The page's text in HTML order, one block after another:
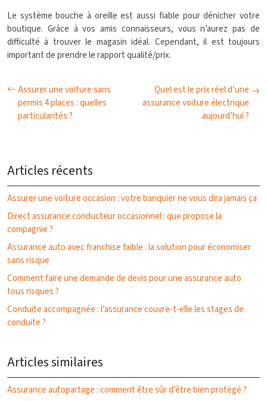
Le système bouche à oreille est aussi fiable pour dénicher votre
boutique. Grâce à vos amis connaisseurs, vous n’aurez pas de
difficulté à trouver le magasin idéal. Cependant, il est toujours
important de prendre le rapport qualité/prix.
Assurer une voiture sans
permis 4 places : quelles
particularités ?
Quel est le prix réel d’une
assurance voiture électrique
aujourd’hui ?
Articles récents
Assurer une voiture occasion : votre banquier ne vous dira jamais ça
Direct assurance conducteur occasionnel : que propose la
compagnie ?
Assurance auto avec franchise faible : la solution pour économiser
sans risque
Comment faire une demande de devis pour une assurance auto
tous risques ?
Conduite accompagnée : l’assurance couvre-t-elle les stages de
conduite ?
Articles similaires
Assurance autopartage : comment être sûr d’être bien protégé ?